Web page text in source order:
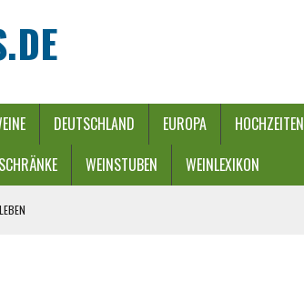
DEUTSCHLAND EUROPA HOCHZEITEN
WEINSTUBEN WEINLEXIKON